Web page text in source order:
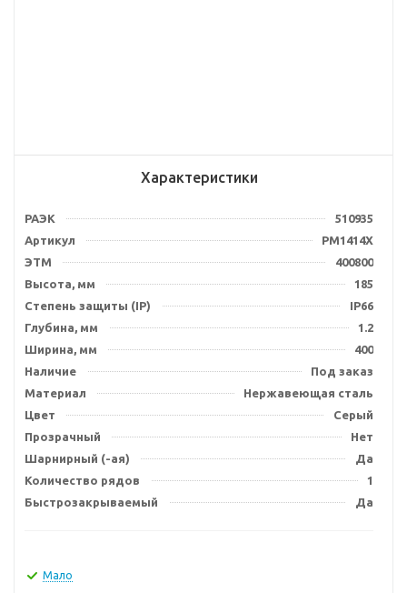
Характеристики
РАЭК
510935
Артикул
PM1414X
ЭТМ
400800
Высота, мм
185
Степень защиты (IP)
IP66
Глубина, мм
1.2
Ширина, мм
400
Наличие
Под заказ
Материал
Нержавеющая сталь
Цвет
Серый
Прозрачный
Нет
Шарнирный (-ая)
Да
Количество рядов
1
Быстрозакрываемый
Да
Мало